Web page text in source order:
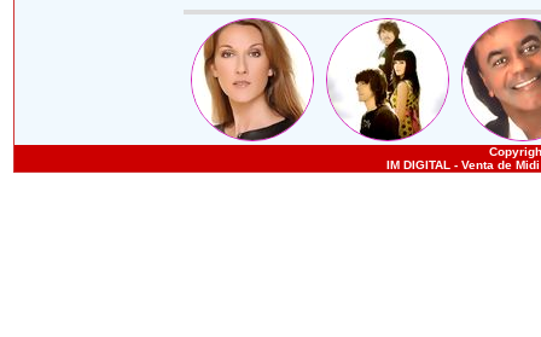
IM DIGITAL - Venta de